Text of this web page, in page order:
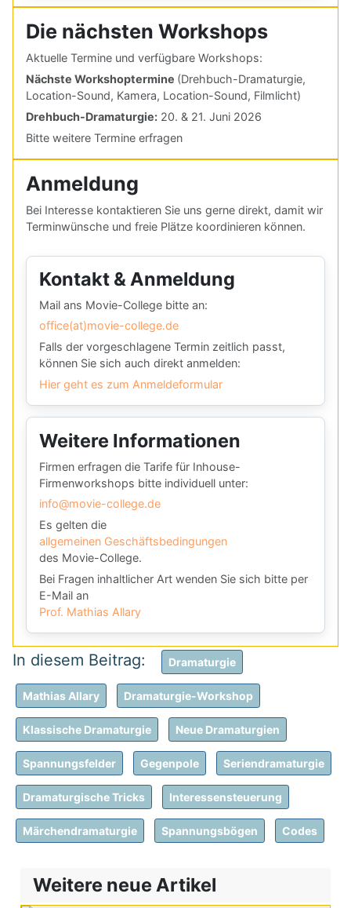
Die nächsten Workshops
Aktuelle Termine und verfügbare Workshops:
Nächste Workshoptermine (Drehbuch-Dramaturgie,
Location-Sound, Kamera, Location-Sound, Filmlicht)
Drehbuch-Dramaturgie: 20. & 21. Juni 2026
Bitte weitere Termine erfragen
Anmeldung
Bei Interesse kontaktieren Sie uns gerne direkt, damit wir
Terminwünsche und freie Plätze koordinieren können.
Kontakt & Anmeldung
Mail ans Movie-College bitte an:
office(at)movie-college.de
Falls der vorgeschlagene Termin zeitlich passt,
können Sie sich auch direkt anmelden:
Hier geht es zum Anmeldeformular
Weitere Informationen
Firmen erfragen die Tarife für Inhouse-
Firmenworkshops bitte individuell unter:
info@movie-college.de
Es gelten die
allgemeinen Geschäftsbedingungen
des Movie-College.
Bei Fragen inhaltlicher Art wenden Sie sich bitte per
E-Mail an
Prof. Mathias Allary
Dramaturgie
Mathias Allary Dramaturgie-Workshop
Klassische Dramaturgie Neue Dramaturgien
Spannungsfelder Gegenpole Seriendramaturgie
Dramaturgische Tricks Interessensteuerung
Märchendramaturgie Spannungsbögen Codes
Weitere neue Artikel